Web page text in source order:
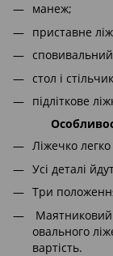
манеж;
приставне
стол і
підліткове
Ліжечко
Усі деталі
Три
Маятниковий
овального
вартість.